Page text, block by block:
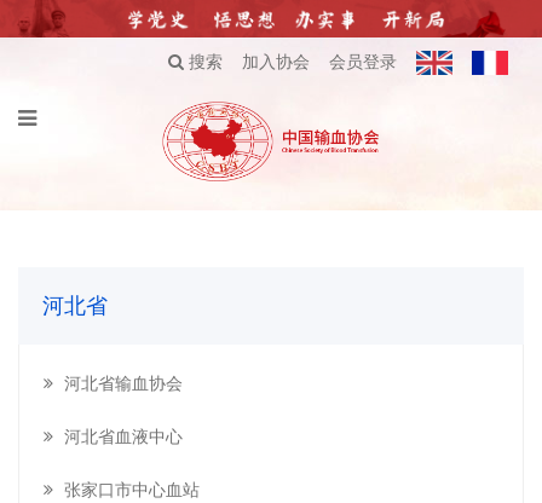
搜索 加入协会 会员登录
河北省
河北省输血协会
河北省血液中心
张家口市中心血站